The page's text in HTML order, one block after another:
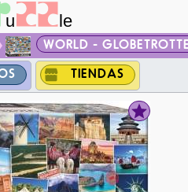
WORLD -
TIENDAS